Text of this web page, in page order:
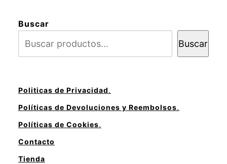
Buscar
Buscar
Politicas de Privacidad.
Políticas de Devoluciones y Reembolsos.
Políticas de Cookies.
Contacto
Tienda